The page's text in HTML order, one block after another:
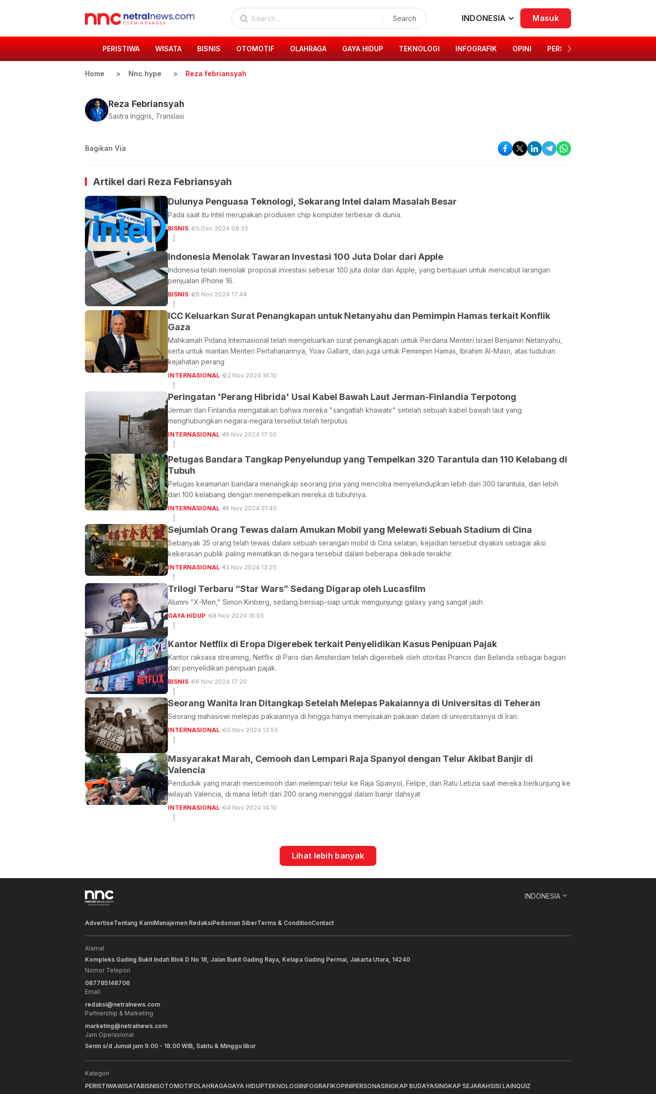
Search INDONESIA Masuk
PERISTIWA WISATA BISNIS OTOMOTIF OLAHRAGA GAYA HIDUP TEKNOLOGI INFOGRAFIK OPINI PERSONA
Home Nnc hype Reza febriansyah
Reza Febriansyah
Sastra Inggris, Translasi
Bagikan Via
Artikel dari Reza Febriansyah
Dulunya Penguasa Teknologi, Sekarang Intel dalam Masalah Besar
Pada saat itu Intel merupakan produsen chip komputer terbesar di dunia.
BISNIS 05 Dec 2024 09:35
Indonesia Menolak Tawaran Investasi 100 Juta Dolar dari Apple
Indonesia telah menolak proposal investasi sebesar 100 juta dolar dari Apple, yang bertujuan untuk mencabut larangan
penjualan iPhone 16.
BISNIS 26 Nov 2024 17:44
ICC Keluarkan Surat Penangkapan untuk Netanyahu dan Pemimpin Hamas terkait Konflik
Gaza
Mahkamah Pidana Internasional telah mengeluarkan surat penangkapan untuk Perdana Menteri Israel Benjamin Netanyahu,
serta untuk mantan Menteri Pertahanannya, Yoav Gallant, dan juga untuk Pemimpin Hamas, Ibrahim Al-Masri, atas tuduhan
kejahatan perang
INTERNASIONAL 22 Nov 2024 16:10
Peringatan 'Perang Hibrida' Usai Kabel Bawah Laut Jerman-Finlandia Terpotong
Jerman dan Finlandia mengatakan bahwa mereka "sangatlah khawatir" setelah sebuah kabel bawah laut yang
menghubungkan negara-negara tersebut telah terputus.
INTERNASIONAL 19 Nov 2024 17:50
Petugas Bandara Tangkap Penyelundup yang Tempelkan 320 Tarantula dan 110 Kelabang di
Tubuh
Petugas keamanan bandara menangkap seorang pria yang mencoba menyelundupkan lebih dari 300 tarantula, dan lebih
dari 100 kelabang dengan menempelkan mereka di tubuhnya.
INTERNASIONAL 16 Nov 2024 21:40
Sejumlah Orang Tewas dalam Amukan Mobil yang Melewati Sebuah Stadium di Cina
Sebanyak 35 orang telah tewas dalam sebuah serangan mobil di Cina selatan, kejadian tersebut diyakini sebagai aksi
kekerasan publik paling mematikan di negara tersebut dalam beberapa dekade terakhir.
INTERNASIONAL 13 Nov 2024 13:25
Trilogi Terbaru “Star Wars” Sedang Digarap oleh Lucasfilm
Alumni "X-Men," Simon Kinberg, sedang bersiap-siap untuk mengunjungi galaxy yang sangat jauh.
GAYA HIDUP 08 Nov 2024 16:05
Kantor Netflix di Eropa Digerebek terkait Penyelidikan Kasus Penipuan Pajak
Kantor raksasa streaming, Netflix di Paris dan Amsterdam telah digerebek oleh otoritas Prancis dan Belanda sebagai bagian
dari penyelidikan penipuan pajak.
BISNIS 06 Nov 2024 17:20
Seorang Wanita Iran Ditangkap Setelah Melepas Pakaiannya di Universitas di Teheran
Seorang mahasiswi melepas pakaiannya di hingga hanya menyisakan pakaian dalam di universitasnya di Iran.
INTERNASIONAL 05 Nov 2024 13:55
Masyarakat Marah, Cemooh dan Lempari Raja Spanyol dengan Telur Akibat Banjir di
Valencia
Penduduk yang marah mencemooh dan melempari telur ke Raja Spanyol, Felipe, dan Ratu Letizia saat mereka berkunjung ke
wilayah Valencia, di mana lebih dari 200 orang meninggal dalam banjir dahsyat
INTERNASIONAL 04 Nov 2024 14:10
Lihat lebih banyak
INDONESIA
AdvertiseTentang KamiManajemen RedaksiPedoman SiberTerms & ConditionContact
Alamat
Kompleks Gading Bukit Indah Blok D No 18, Jalan Bukit Gading Raya, Kelapa Gading Permai, Jakarta Utara, 14240
Nomor Telepon
087785148706
Email
redaksi@netralnews.com
Partnership & Marketing
marketing@netralnews.com
Jam Operasional
Senin s/d Jumat jam 9.00 - 18.00 WIB, Sabtu & Minggu libur
Kategori
PERISTIWAWISATABISNISOTOMOTIFOLAHRAGAGAYA HIDUPTEKNOLOGIINFOGRAFIKOPINIPERSONASINGKAP BUDAYASINGKAP SEJARAHSISI LAINQUIZ